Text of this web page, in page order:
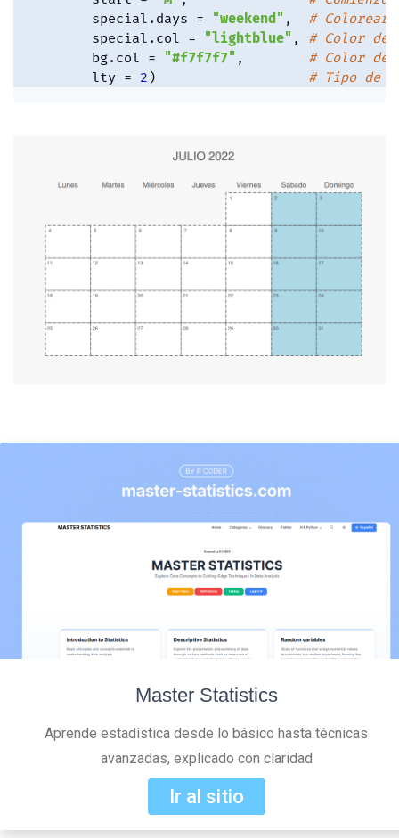
        special.days
= "weekend" ,
# Colorear
        special.col
= "lightblue" ,
# Color de
        bg.col
= "#f7f7f7" ,
# Color de
        lty
= 2 ) # Tipo de
Master Statistics
Aprende estadística desde lo básico hasta técnicas
avanzadas, explicado con claridad
Ir al sitio